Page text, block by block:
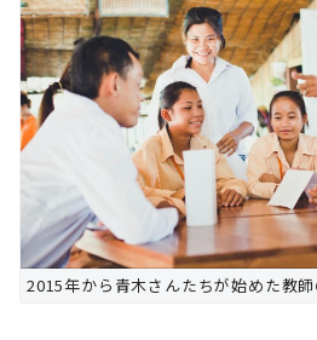
2015年から青木さんたちが始めた教